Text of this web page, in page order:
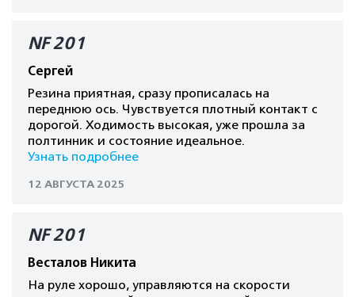
NF 201
Сергей
Резина приятная, сразу прописалась на
переднюю ось. Чувствуется плотный контакт с
дорогой. Ходимость высокая, уже прошла за
полтинник и состояние идеальное.
Узнать подробнее
12 АВГУСТА 2025
NF 201
Весталов Никита
На руле хорошо, управляются на скорости